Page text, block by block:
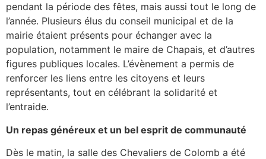
pendant la période des fêtes, mais aussi tout le long de
l’année. Plusieurs élus du conseil municipal et de la
mairie étaient présents pour échanger avec la
population, notamment le maire de Chapais, et d’autres
figures publiques locales. L’évènement a permis de
renforcer les liens entre les citoyens et leurs
représentants, tout en célébrant la solidarité et
l’entraide.
Un repas généreux et un bel esprit de communauté
Dès le matin, la salle des Chevaliers de Colomb a été